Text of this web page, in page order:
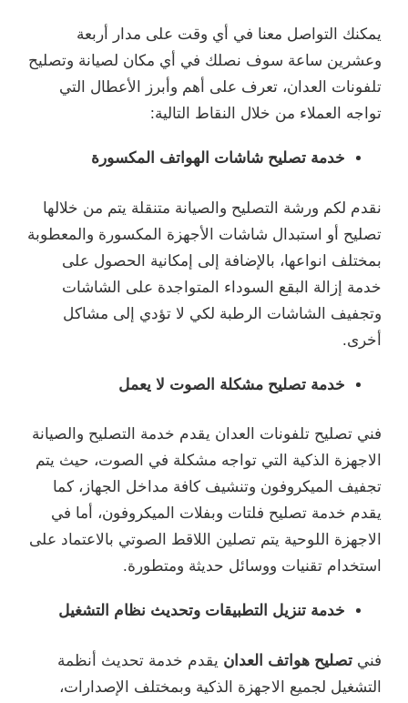
يمكنك التواصل معنا في أي وقت على مدار أربعة
وعشرين ساعة سوف نصلك في أي مكان لصيانة وتصليح
تلفونات العدان، تعرف على أهم وأبرز الأعطال التي
تواجه العملاء من خلال النقاط التالية:
خدمة تصليح شاشات الهواتف المكسورة
نقدم لكم ورشة التصليح والصيانة متنقلة يتم من خلالها
تصليح أو استبدال شاشات الأجهزة المكسورة والمعطوبة
بمختلف انواعها، بالإضافة إلى إمكانية الحصول على
خدمة إزالة البقع السوداء المتواجدة على الشاشات
وتجفيف الشاشات الرطبة لكي لا تؤدي إلى مشاكل
أخرى.
خدمة تصليح مشكلة الصوت لا يعمل
فني تصليح تلفونات العدان يقدم خدمة التصليح والصيانة
الاجهزة الذكية التي تواجه مشكلة في الصوت، حيث يتم
تجفيف الميكروفون وتنشيف كافة مداخل الجهاز، كما
يقدم خدمة تصليح فلتات وبفلات الميكروفون، أما في
الاجهزة اللوحية يتم تصلين اللاقط الصوتي بالاعتماد على
استخدام تقنيات ووسائل حديثة ومتطورة.
خدمة تنزيل التطبيقات وتحديث نظام التشغيل
فني تصليح هواتف العدان يقدم خدمة تحديث أنظمة
التشغيل لجميع الاجهزة الذكية وبمختلف الإصدارات،